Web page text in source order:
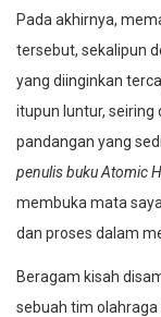
Pada akhirnya,
tersebut, sekalipun
yang diinginkan
itupun luntur, seiring
pandangan yang
penulis buku Atomic
membuka mata
dan proses dalam
Beragam kisah
sebuah tim